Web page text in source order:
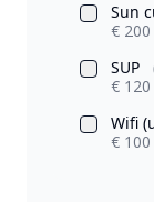
Sun
€
SUP
€
Wifi
€